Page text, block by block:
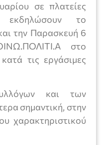
σε πλατείες
εκδηλώσουν το
την Παρασκευή 6
στο
τις εργάσιμες
και των
σημαντική, στην
χαρακτηριστικού